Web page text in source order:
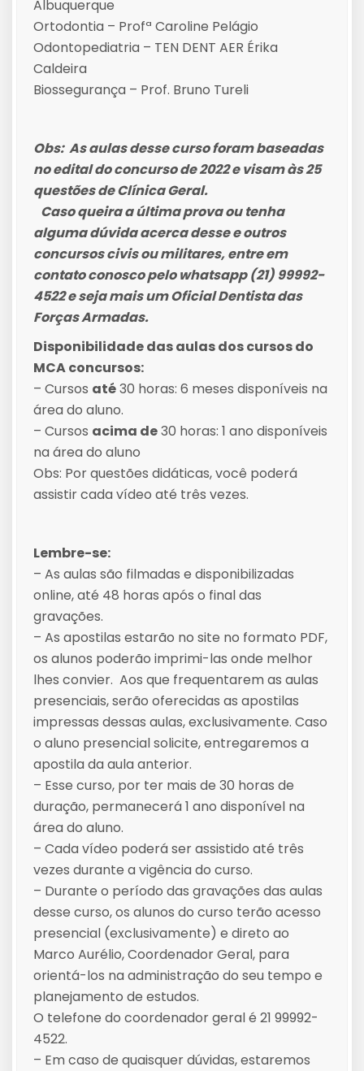
Albuquerque
Ortodontia – Profª Caroline Pelágio
Odontopediatria – TEN DENT AER Érika
Caldeira
Biossegurança – Prof. Bruno Tureli
Obs: As aulas desse curso foram baseadas
no edital do concurso de 2022 e visam às 25
questões de Clínica Geral.
Caso queira a última prova ou tenha
alguma dúvida acerca desse e outros
concursos civis ou militares, entre em
contato conosco pelo whatsapp (21) 99992-
4522 e seja mais um Oficial Dentista das
Forças Armadas.
Disponibilidade das aulas dos cursos do
MCA concursos:
– Cursos até30 horas: 6 meses disponíveis na
área do aluno.
– Cursos acima de30 horas: 1 ano disponíveis
na área do aluno
Obs: Por questões didáticas, você poderá
assistir cada vídeo até três vezes.
Lembre-se:
– As aulas são filmadas e disponibilizadas
online, até 48 horas após o final das
gravações.
– As apostilas estarão no site no formato PDF,
os alunos poderão imprimi-las onde melhor
lhes convier. Aos que frequentarem as aulas
presenciais, serão oferecidas as apostilas
impressas dessas aulas, exclusivamente. Caso
o aluno presencial solicite, entregaremos a
apostila da aula anterior.
– Esse curso, por ter mais de 30 horas de
duração, permanecerá 1 ano disponível na
área do aluno.
– Cada vídeo poderá ser assistido até três
vezes durante a vigência do curso.
– Durante o período das gravações das aulas
desse curso, os alunos do curso terão acesso
presencial (exclusivamente) e direto ao
Marco Aurélio, Coordenador Geral, para
orientá-los na administração do seu tempo e
planejamento de estudos.
O telefone do coordenador geral é 21 99992-
4522.
– Em caso de quaisquer dúvidas, estaremos